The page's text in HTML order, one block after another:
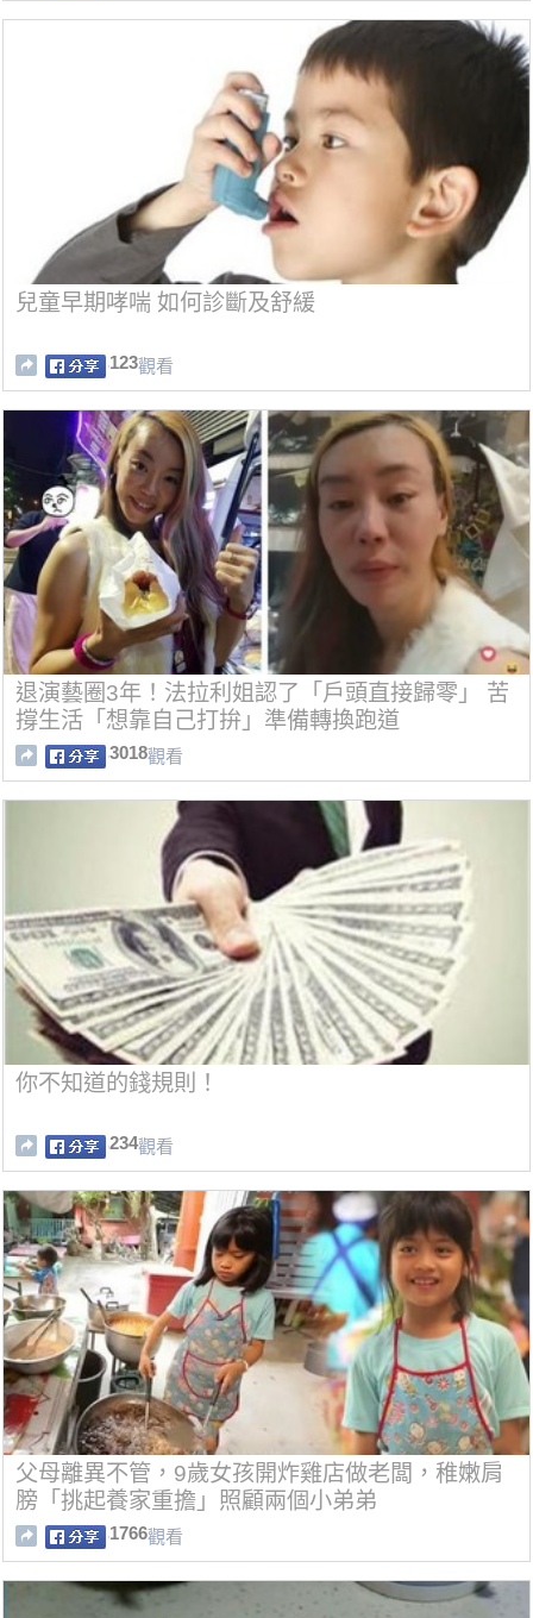
兒童早期哮喘 如何診斷及舒緩
123觀看
退演藝圈3年！法拉利姐認了「戶頭直接歸零」 苦
撐生活「想靠自己打拚」準備轉換跑道
3018觀看
你不知道的錢規則！
234觀看
父母離異不管，9歲女孩開炸雞店做老闆，稚嫩肩
膀「挑起養家重擔」照顧兩個小弟弟
1766觀看